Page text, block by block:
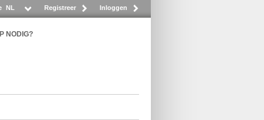
Registreer Inloggen
NL
NODIG?